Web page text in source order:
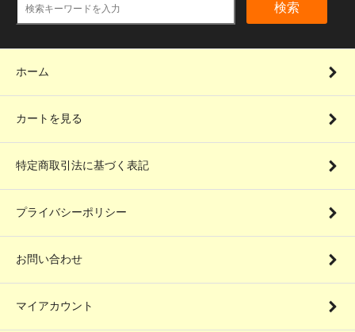
検索
ホーム
カートを見る
特定商取引法に基づく表記
プライバシーポリシー
お問い合わせ
マイアカウント